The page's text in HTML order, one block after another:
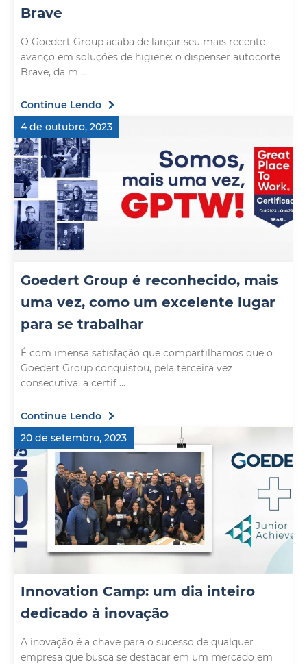
Brave
O Goedert Group acaba de lançar seu mais recente
avanço em soluções de higiene: o dispenser autocorte
Brave, da m ...
Continue Lendo
4 de outubro, 2023
Goedert Group é reconhecido, mais
uma vez, como um excelente lugar
para se trabalhar
É com imensa satisfação que compartilhamos que o
Goedert Group conquistou, pela terceira vez
consecutiva, a certif ...
Continue Lendo
20 de setembro, 2023
Innovation Camp: um dia inteiro
dedicado à inovação
A inovação é a chave para o sucesso de qualquer
empresa que busca se destacar em um mercado em